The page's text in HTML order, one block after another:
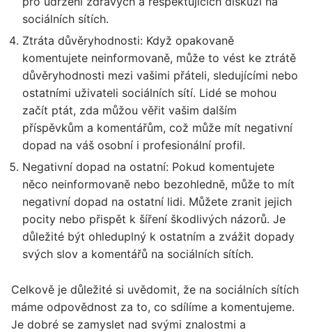
sociálních sítích.
Ztráta důvěryhodnosti: Když opakovaně
komentujete neinformovaně, může to vést ke ztrátě
důvěryhodnosti mezi vašimi přáteli, sledujícími nebo
ostatními uživateli sociálních sítí. Lidé se mohou
začít ptát, zda můžou věřit vašim dalším
příspěvkům a komentářům, což může mít negativní
dopad na váš osobní i profesionální profil.
Negativní dopad na ostatní: Pokud komentujete
něco neinformovaně nebo bezohledně, může to mít
negativní dopad na ostatní lidi. Můžete zranit jejich
pocity nebo přispět k šíření škodlivých názorů. Je
důležité být ohleduplný k ostatním a zvážit dopady
svých slov a komentářů na sociálních sítích.
Celkově je důležité si uvědomit, že na sociálních sítích
máme odpovědnost za to, co sdílíme a komentujeme.
Je dobré se zamyslet nad svými znalostmi a